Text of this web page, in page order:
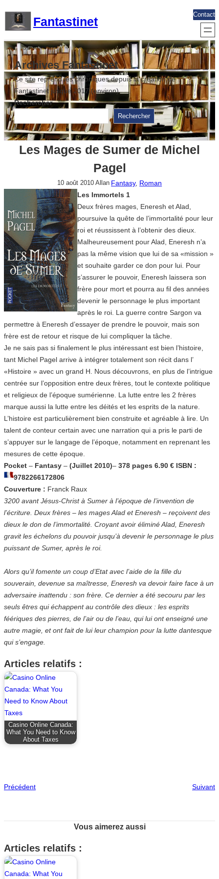
contenu
Fantastinet
Contact
Archives Fantastinet
Ce site reprend les chroniques depuis la création de
Fantastinet jusque 2017 (environ)
Rechercher
Rechercher
Les Mages de Sumer de Michel
Pagel
10 août 2010 Allan Fantasy, Roman
Les Immortels 1
Deux frères mages, Eneresh et Alad,
poursuive la quête de l’immortalité pour leur
roi et réussissent à l’obtenir des dieux.
Malheureusement pour Alad, Eneresh n’a
pas la même vision que lui de sa «mission »
et souhaite garder ce don pour lui. Pour
s’assurer le pouvoir, Eneresh laissera son
frère pour mort et pourra au fil des années
devenir le personnage le plus important
après le roi. La guerre contre Sargon va
permettre à Eneresh d’essayer de prendre le pouvoir, mais son
frère est de retour et risque de lui compliquer la tâche.
Je ne sais pas si finalement le plus intéressant est bien l’histoire,
tant Michel Pagel arrive à intégrer totalement son récit dans l’
«Histoire » avec un grand H. Nous découvrons, en plus de l’intrigue
centrée sur l’opposition entre deux frères, tout le contexte politique
et religieux de l’époque sumérienne. La lutte entre les 2 frères
marque aussi la lutte entre les déités et les esprits de la nature.
L’histoire est particulièrement bien construite et agréable à lire. Un
talent de conteur certain avec une narration qui a pris le parti de
s’appuyer sur le langage de l’époque, notamment en reprenant les
mesures de cette époque.
Pocket – Fantasy – (Juillet 2010)– 378 pages 6.90 € ISBN :
9782266172806
Couverture : Franck Raux
3200 avant Jésus-Christ à Sumer à l’époque de l’invention de
l’écriture. Deux frères – les mages Alad et Eneresh – reçoivent des
dieux le don de l’immortalité. Croyant avoir éliminé Alad, Eneresh
gravit les échelons du pouvoir jusqu’à devenir le personnage le plus
puissant de Sumer, après le roi.
Alors qu’il fomente un coup d’Etat avec l’aide de la fille du
souverain, devenue sa maîtresse, Eneresh va devoir faire face à un
adversaire inattendu : son frère. Ce dernier a été secouru par les
seuls êtres qui échappent au contrôle des dieux : les esprits
féériques des pierres, de l’air ou de l’eau, qui lui ont enseigné une
autre magie, et ont fait de lui leur champion pour la lutte dantesque
qui s’engage.
Articles relatifs :
Casino Online Canada:
What You Need to Know
About Taxes
Précédent Suivant
Vous aimerez aussi
Articles relatifs :